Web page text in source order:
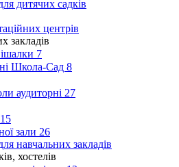
дитячих садків
центрів
закладів
7
Школа-Сад 8
аудиторні 27
15
зали 26
навчальних закладів
хостелів